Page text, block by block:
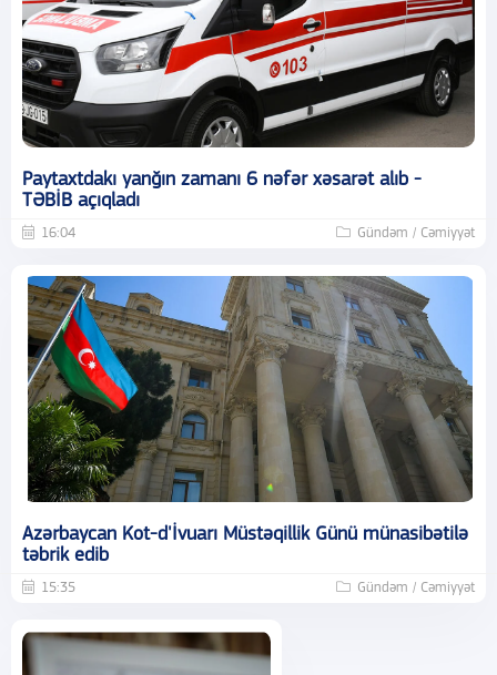
Paytaxtdakı yanğın zamanı 6 nəfər xəsarət alıb -
TƏBİB açıqladı
16:04 Gündəm / Cəmiyyət
Azərbaycan Kot-d'İvuarı Müstəqillik Günü münasibətilə
təbrik edib
15:35 Gündəm / Cəmiyyət